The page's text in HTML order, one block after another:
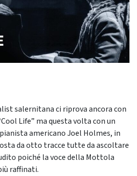
salernitana ci riprova ancora con
Life” ma questa volta con un
americano Joel Holmes, in
da otto tracce tutte da ascoltare
poiché la voce della Mottola
raffinati.